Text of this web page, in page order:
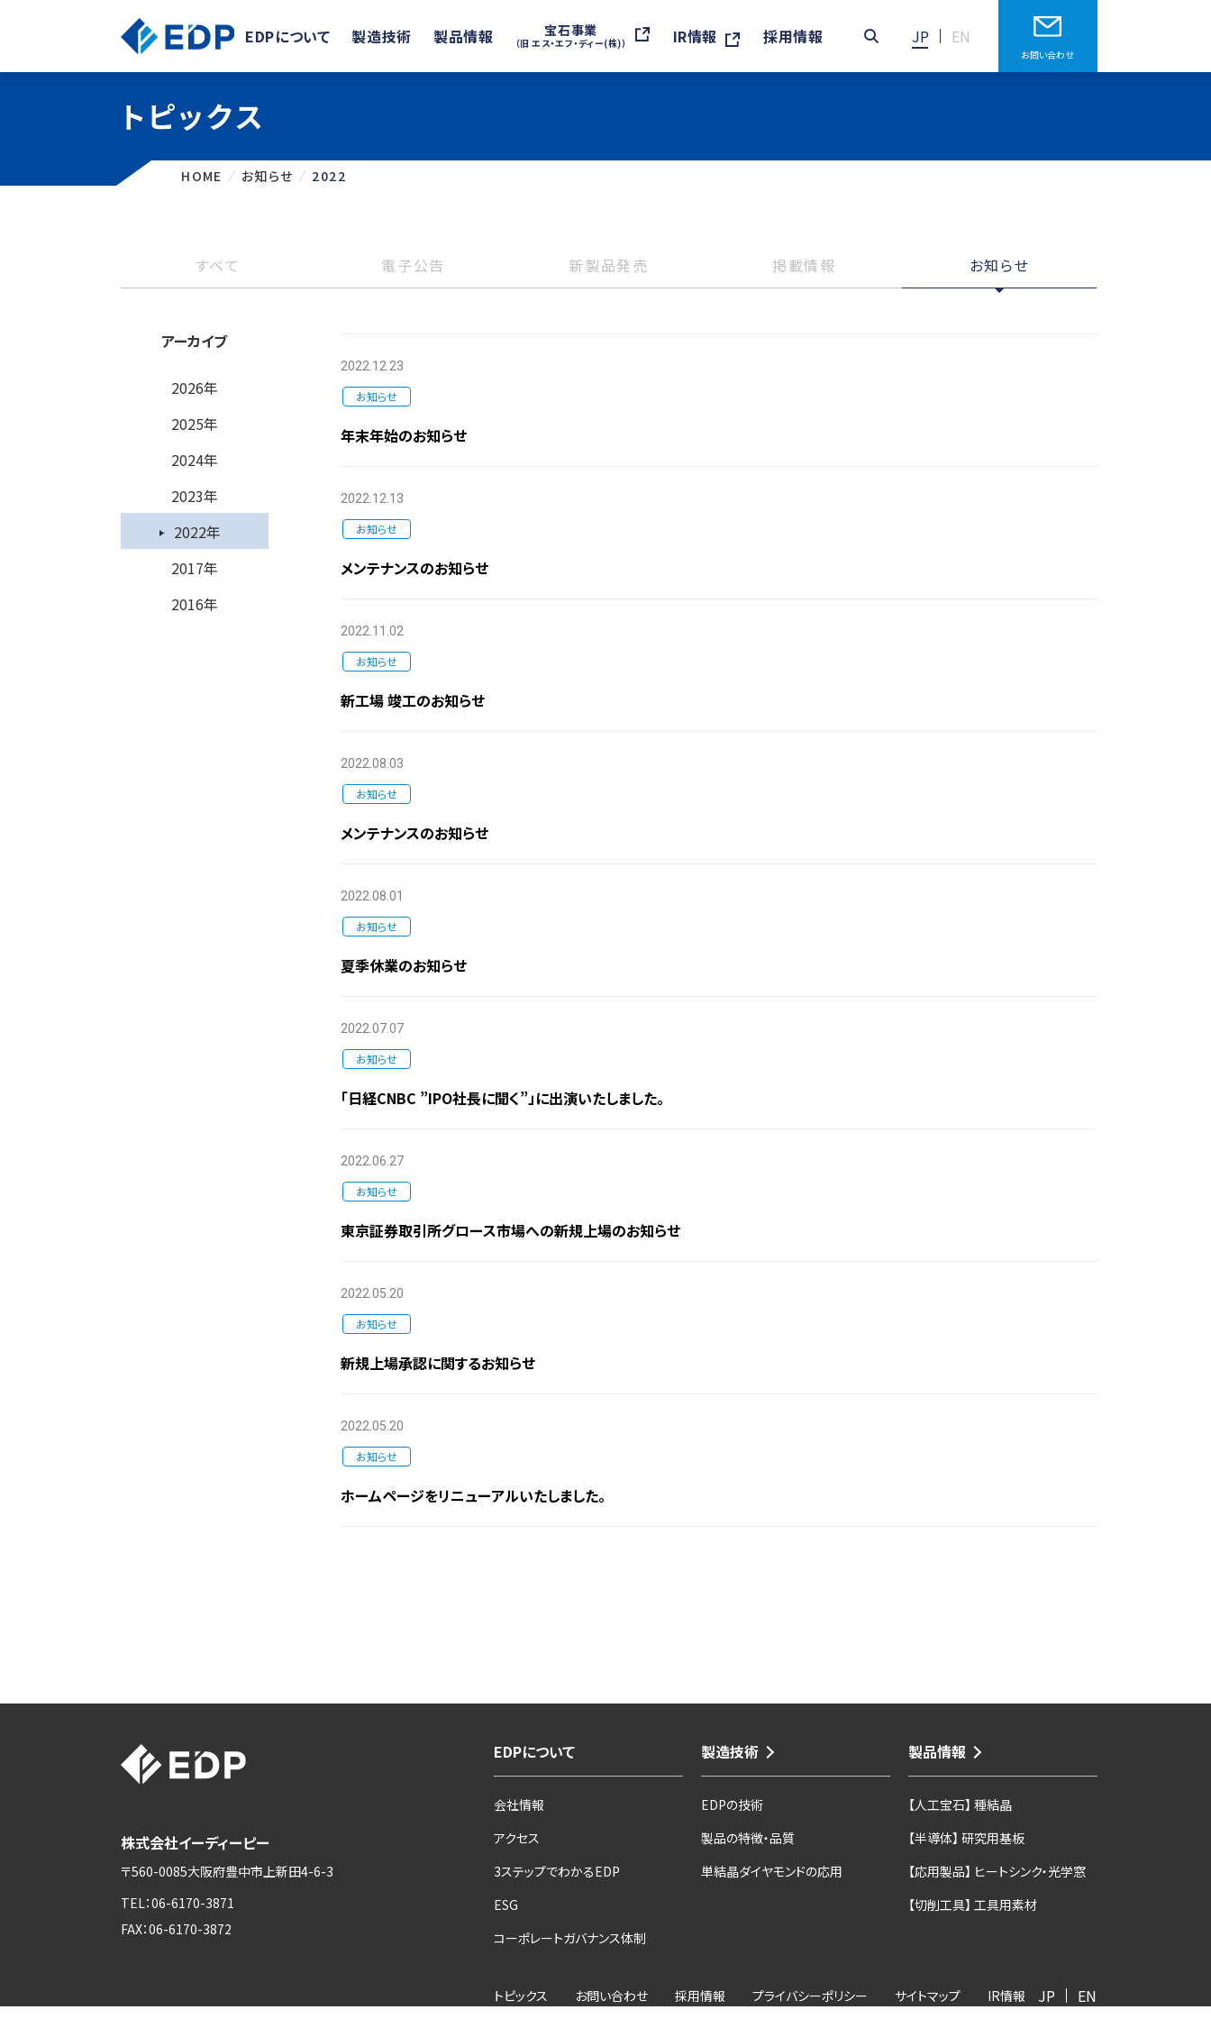
EDPについて 製造技術 製品情報 宝石事業
（旧 エス・エフ・ディー(株)） IR情報 採用情報 JP
お問い合わせ
トピックス
HOME お知らせ 2022
すべて 電子公告 新製品発売 掲載情報 お知らせ
アーカイブ
2026年
2025年
2024年
2023年
2022年
2017年
2016年
2022.12.23
お知らせ
年末年始のお知らせ
2022.12.13
お知らせ
メンテナンスのお知らせ
2022.11.02
お知らせ
新工場 竣工のお知らせ
2022.08.03
お知らせ
メンテナンスのお知らせ
2022.08.01
お知らせ
夏季休業のお知らせ
2022.07.07
お知らせ
「日経CNBC ”IPO社長に聞く”」に出演いたしました。
2022.06.27
お知らせ
東京証券取引所グロース市場への新規上場のお知らせ
2022.05.20
お知らせ
新規上場承認に関するお知らせ
2022.05.20
お知らせ
ホームページをリニューアルいたしました。
株式会社イーディーピー
〒560-0085大阪府豊中市上新田4-6-3
TEL：06-6170-3871
FAX：06-6170-3872
EDPについて
会社情報
アクセス
3ステップでわかるEDP
ESG
コーポレートガバナンス体制
製造技術
EDPの技術
製品の特徴・品質
単結晶ダイヤモンドの応用
製品情報
【人工宝石】 種結晶
【半導体】 研究用基板
【応用製品】 ヒートシンク・光学窓
【切削工具】 工具用素材
トピックス お問い合わせ 採用情報 プライバシーポリシー サイトマップ IR情報 JP